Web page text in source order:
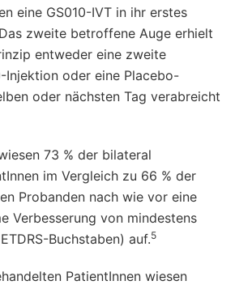
eine GS010-IVT in ihr erstes
zweite betroffene Auge erhielt
entweder eine zweite
Injektion oder eine Placebo-
oder nächsten Tag verabreicht
73 % der bilateral
im Vergleich zu 66 % der
Probanden nach wie vor eine
Verbesserung von mindestens
Buchstaben) auf.5
PatientInnen wiesen